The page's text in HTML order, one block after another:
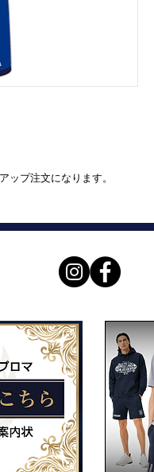
ップ注文になります。